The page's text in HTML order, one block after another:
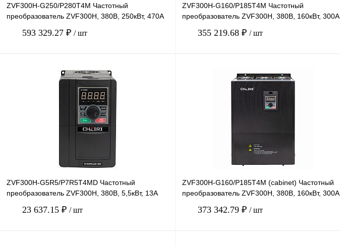
ZVF300H-G250/P280T4M Частотный
преобразователь ZVF300H, 380В, 250кВт, 470А
593 329.27 ₽ / шт
В корзину
Сравнение
Под заказ
ZVF300H-G160/P185T4M Частотный
преобразователь ZVF300H, 380В, 160кВт, 300А
355 219.68 ₽ / шт
В корзину
Сравнение
ZVF300H-G5R5/P7R5T4MD Частотный
преобразователь ZVF300H, 380В, 5,5кВт, 13А
23 637.15 ₽ / шт
ZVF300H-G160/P185T4M (cabinet) Частотный
преобразователь ZVF300H, 380В, 160кВт, 300А
373 342.79 ₽ / шт